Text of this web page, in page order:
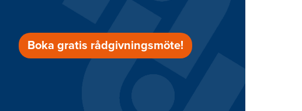
Boka gratis rådgivningsmöte!